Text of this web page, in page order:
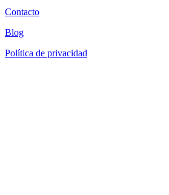
Contacto
Blog
Política de privacidad